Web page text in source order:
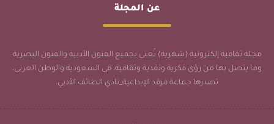
عن المجلة
مجلة ثقافية إلكترونية (شهرية) تُعنى بجميع الفنون الأدبية والفنون البصرية
وما يتصل بها من رؤى فكرية ونقدية وثقافية، في السعودية والوطن العربي،
تصدرها جماعة فرقد الإبداعية_نادي الطائف الأدبي.